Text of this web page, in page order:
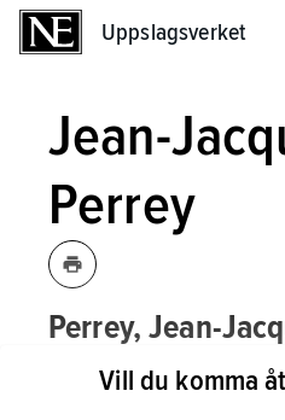
Uppslagsverket
Jean-
Perrey
Perrey, Jean-
fransk kompositör.
Vill du komma